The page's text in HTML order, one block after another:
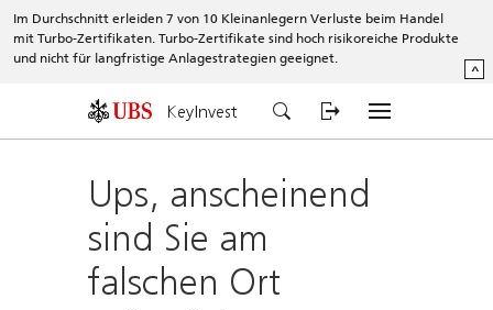
Im Durchschnitt erleiden 7 von 10 Kleinanlegern Verluste beim Handel
mit Turbo-Zertifikaten. Turbo-Zertifikate sind hoch risikoreiche Produkte
und nicht für langfristige Anlagestrategien geeignet.
^
KeyInvest
Ups, anscheinend
sind Sie am
falschen Ort